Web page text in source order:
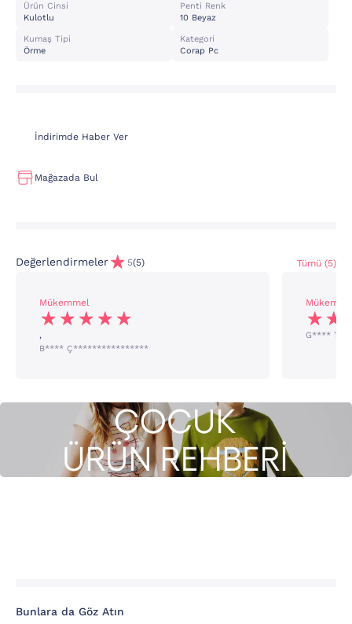
Ürün Cinsi
Kulotlu
Penti Renk
10 Beyaz
Kumaş Tipi
Örme
Kategori
Corap Pc
İndirimde Haber Ver
Mağazada Bul
Değerlendirmeler 5(5) Tümü (5)
Mükemmel
,
B**** Ç****************
G****
Bunlara da Göz Atın